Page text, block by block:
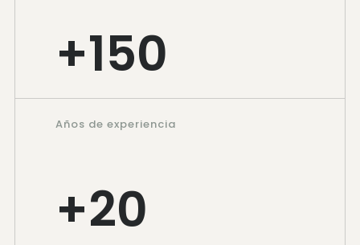
+150
Años de experiencia
+20